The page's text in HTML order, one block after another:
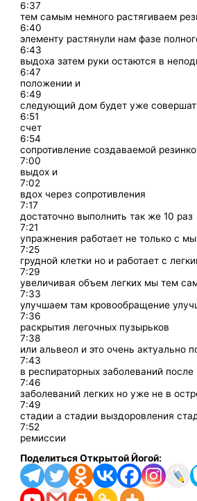
6:37
тем самым немного растягиваем
6:40
элементу растянули нам фазе
6:43
выдоха затем руки остаются в
6:47
положении и
6:49
следующий дом будет уже
6:51
счет
6:54
сопротивление создаваемой
7:00
выдох и
7:02
вдох через сопротивления
7:17
достаточно выполнить так же 10 раз
7:21
упражнения работает не только с
7:25
грудной клетки но и работает с
7:29
увеличивая объем легких мы тем
7:33
улучшаем там кровообращение
7:36
раскрытия легочных пузырьков
7:38
или альвеол и это очень актуально
7:43
в респираторных заболеваний после
7:46
заболеваний легких но уже не в
7:49
стадии а стадии выздоровления
7:52
ремиссии
Поделиться Открытой Йогой: